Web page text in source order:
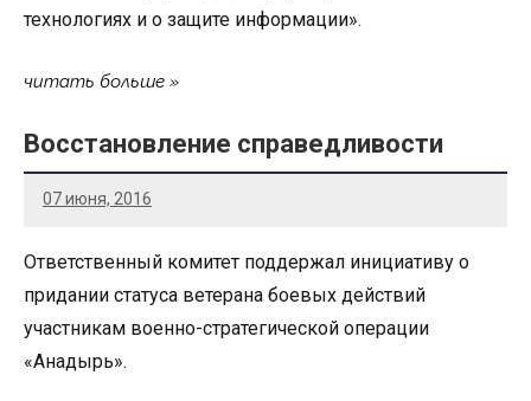
технологиях и о защите информации».
читать больше
Восстановление справедливости
07 июня, 2016
Ответственный комитет поддержал инициативу о
придании статуса ветерана боевых действий
участникам военно-стратегической операции
«Анадырь».